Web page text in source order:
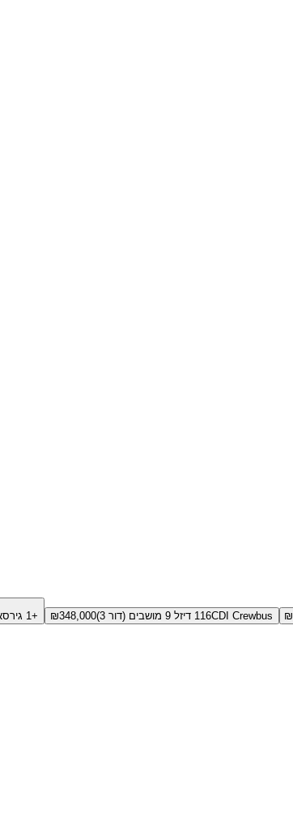
₪ 116CDI Crewbus דיזל 9 מושבים (דור 3) ₪348,000 +1 גירסאות